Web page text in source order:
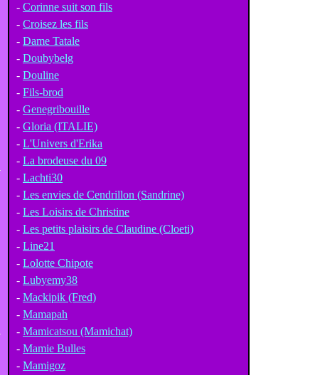
- Corinne suit son fils
- Croisez les fils
- Dame Tatale
- Doubybelg
- Douline
- Fils-brod
- Genegribouille
- Gloria (ITALIE)
- L'Univers d'Erika
- La brodeuse du 09
- Lachti30
- Les envies de Cendrillon (Sandrine)
- Les Loisirs de Christine
- Les petits plaisirs de Claudine (Cloeti)
- Line21
- Lolotte Chipote
- Lubyemy38
- Mackipik (Fred)
- Mamapah
- Mamicatsou (Mamichat)
- Mamie Bulles
- Mamigoz